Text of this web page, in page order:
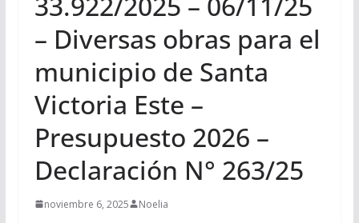
– Diversas obras para el
municipio de Santa
Victoria Este –
Presupuesto 2026 –
Declaración N° 263/25
noviembre 6, 2025 Noelia